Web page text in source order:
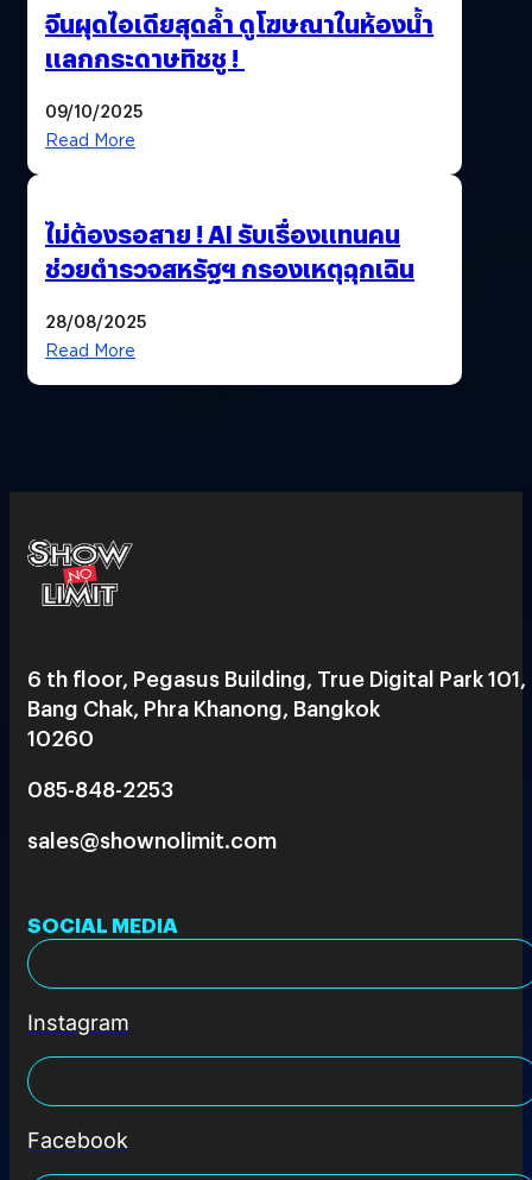
จีนผุดไอเดียสุดล้ำ ดูโฆษณาในห้องน้ำ
แลกกระดาษทิชชู !
09/10/2025
Read More
ไม่ต้องรอสาย ! AI รับเรื่องแทนคน
ช่วยตำรวจสหรัฐฯ กรองเหตุฉุกเฉิน
28/08/2025
Read More
6 th floor, Pegasus Building, True Digital Park 101,
Bang Chak, Phra Khanong, Bangkok
10260
085-848-2253
sales@shownolimit.com
SOCIAL MEDIA
Instagram
Facebook